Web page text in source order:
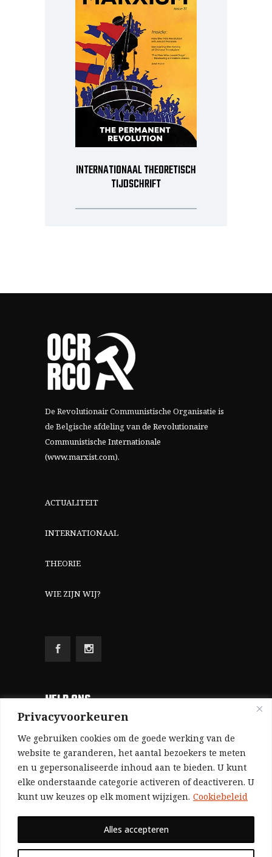
Privacyvoorkeuren
We gebruiken cookies om de goede werking van de
website te garanderen, het aantal bezoekers te meten
en u gepersonaliseerde inhoud aan te bieden. U kunt
elke onderstaande categorie activeren of deactiveren. U
kunt uw keuzes op elk moment wijzigen. Cookiebeleid
Alles accepteren
INTERNATIONAAL THEORETISCH
TIJDSCHRIFT
De Revolutionair Communistische Organisatie is
de Belgische afdeling van de Revolutionaire
Communistische Internationale
(www.marxist.com).
ACTUALITEIT
INTERNATIONAAL
THEORIE
WIE ZIJN WIJ?
HELP ONS
Aangezien we volledig zelf gefinancierd zijn
(zonder subsidies, zonder commerciële
advertenties en zonder rijke sponsors), zijn we
voor de publicatie van ons tijdschrift uitsluitend
afhankelijk van de financiële steun van onze
Bij voorbaat dank voor uw solidariteit.